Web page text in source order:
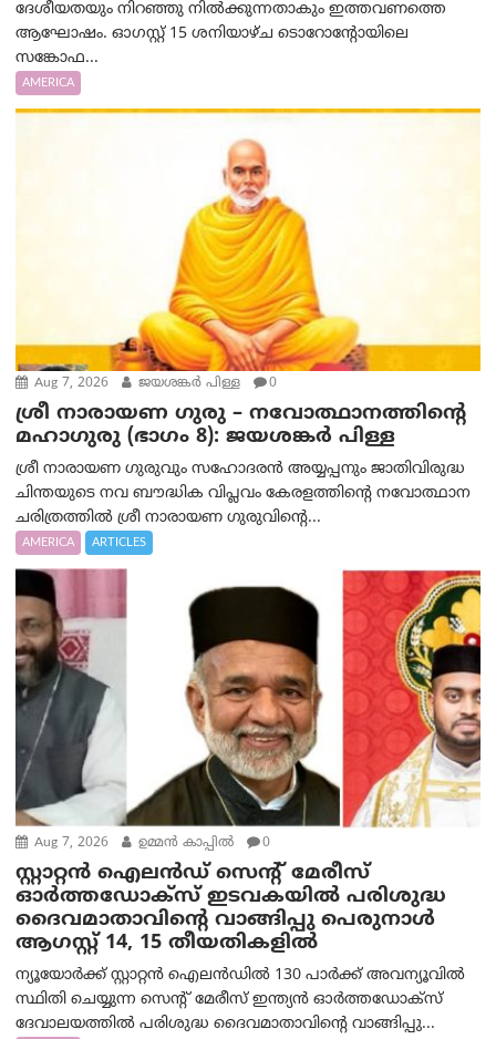
ദേശീയതയും നിറഞ്ഞു നിൽക്കുന്നതാകും ഇത്തവണത്തെ
ആഘോഷം. ഓഗസ്റ്റ് 15 ശനിയാഴ്ച ടൊറോന്റോയിലെ
സങ്കോഫ...
AMERICA
Aug 7, 2026 ജയശങ്കര്‍ പിള്ള 0
ശ്രീ നാരായണ ഗുരു – നവോത്ഥാനത്തിന്റെ
മഹാഗുരു (ഭാഗം 8): ജയശങ്കര്‍ പിള്ള
ശ്രീ നാരായണ ഗുരുവും സഹോദരൻ അയ്യപ്പനും ജാതിവിരുദ്ധ
ചിന്തയുടെ നവ ബൗദ്ധിക വിപ്ലവം കേരളത്തിന്റെ നവോത്ഥാന
ചരിത്രത്തിൽ ശ്രീ നാരായണ ഗുരുവിന്റെ...
AMERICA ARTICLES
Aug 7, 2026 ഉമ്മന്‍ കാപ്പില്‍ 0
സ്റ്റാറ്റൻ ഐലൻഡ് സെന്റ് മേരീസ്
ഓർത്തഡോക്സ് ഇടവകയിൽ പരിശുദ്ധ
ദൈവമാതാവിന്റെ വാങ്ങിപ്പു പെരുനാൾ
ആഗസ്റ്റ് 14, 15 തീയതികളിൽ
ന്യൂയോർക്ക് സ്റ്റാറ്റൻ ഐലൻഡിൽ 130 പാർക്ക് അവന്യൂവിൽ
സ്ഥിതി ചെയ്യുന്ന സെന്റ് മേരീസ് ഇന്ത്യൻ ഓർത്തഡോക്സ്
ദേവാലയത്തിൽ പരിശുദ്ധ ദൈവമാതാവിന്റെ വാങ്ങിപ്പു...